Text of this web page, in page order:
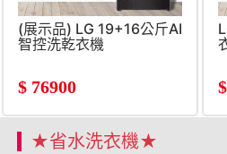
(展示品) LG 19+16公斤AI
智控洗乾衣機
$ 76900 $
★省水洗衣機★